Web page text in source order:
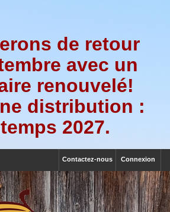
de retour
avec un
renouvelé!
distribution :
2027.
Connexion
Contactez-nous